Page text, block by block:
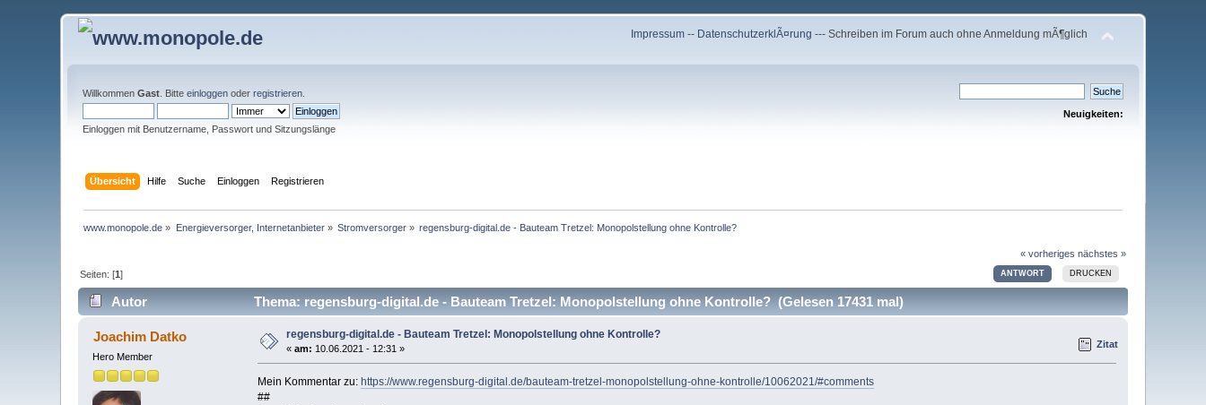
Impressum -- DatenschutzerklÃ¤rung --- Schreiben im Forum auch ohne Anmeldung mÃ¶glich
WillkommenGast . Bitteeinloggen oderregistrieren
Einloggen mit Benutzername, Passwort und Sitzungslänge
Neuigkeiten:
Übersicht Hilfe Suche Einloggen Registrieren
www.monopole.de » Energieversorger, Internetanbieter» Stromversorger » regensburg-digital.de - Bauteam Tretzel: Monopolstellung ohne Kontrolle?
« vorheriges nächstes »
ANTWORT DRUCKEN
Seiten: [1]
Autor Thema: regensburg-digital.de - Bauteam Tretzel: Monopolstellung ohne Kontrolle? (Gelesen 17431 mal)
Joachim Datko
Hero Member
regensburg-digital.de - Bauteam Tretzel: Monopolstellung ohne Kontrolle?
«am: 10.06.2021 - 12:31 » Zitat
Mein Kommentar zu: https://www.regensburg-digital.de/bauteam-tretzel-monopolstellung-ohne-kontrolle/10062021/#comments
##